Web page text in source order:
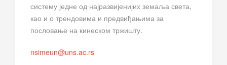
систему једне од најразвијенијих земаља света,
као и о трендовима и предвиђањима за
пословање на кинеском тржишту.
nsimeun@uns.ac.rs